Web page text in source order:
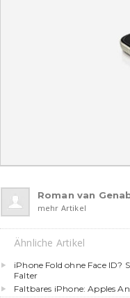
Roman van
mehr Artikel
Ähnliche Artikel
iPhone Fold ohne Face ID?
Falter
Faltbares iPhone: Apples